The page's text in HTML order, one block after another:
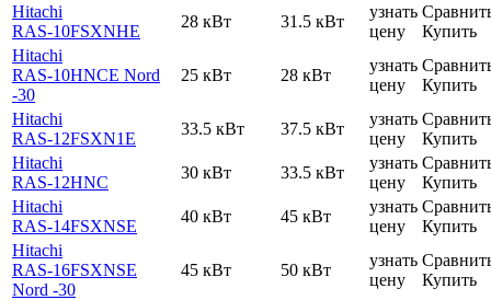
Hitachi
RAS-10FSXNHE
28 кВт 31.5 кВт
узнать
цену
Купить
Hitachi
RAS-10HNCE Nord
-30
25 кВт 28 кВт
узнать
цену
Купить
Hitachi
RAS-12FSXN1E
33.5 кВт 37.5 кВт
узнать
цену
Купить
Hitachi
RAS-12HNC
30 кВт 33.5 кВт
узнать
цену
Купить
Hitachi
RAS-14FSXNSE
40 кВт 45 кВт
узнать
цену
Купить
Hitachi
RAS-16FSXNSE
Nord -30
45 кВт 50 кВт
узнать
цену
Купить